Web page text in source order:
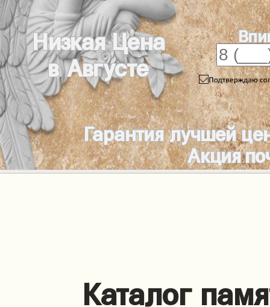
Низкая Цена
в Августе
Гарантия лучшей
Акция
Каталог